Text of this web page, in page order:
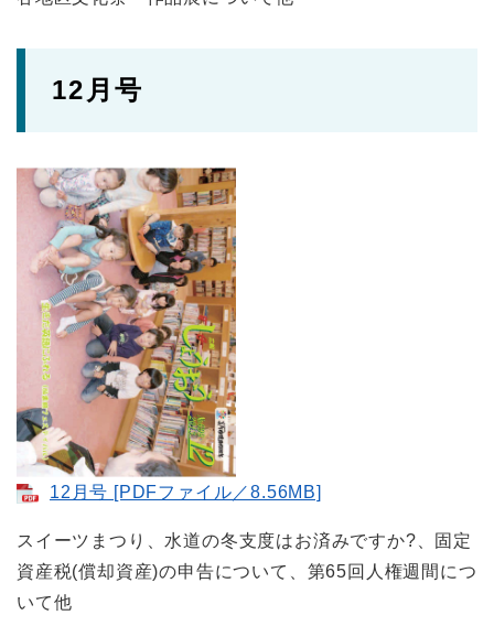
12月号
12月号 [PDFファイル／8.56MB]
スイーツまつり、水道の冬支度はお済みですか?、固定
資産税(償却資産)の申告について、第65回人権週間につ
いて他